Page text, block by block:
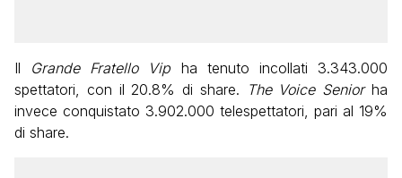
Il Grande Fratello Vip ha tenuto incollati 3.343.000
spettatori, con il 20.8% di share. The Voice Seniorha
invece conquistato 3.902.000 telespettatori, pari al 19%
di share.